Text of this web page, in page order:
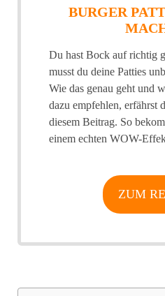
BURGER
Du hast Bock auf richtig
musst du deine Patties
Wie das genau geht und
dazu empfehlen, erfährst
diesem Beitrag. So
einem echten WOW-
ZUM